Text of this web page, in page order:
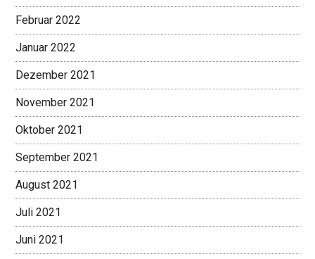
Februar 2022
Januar 2022
Dezember 2021
November 2021
Oktober 2021
September 2021
August 2021
Juli 2021
Juni 2021